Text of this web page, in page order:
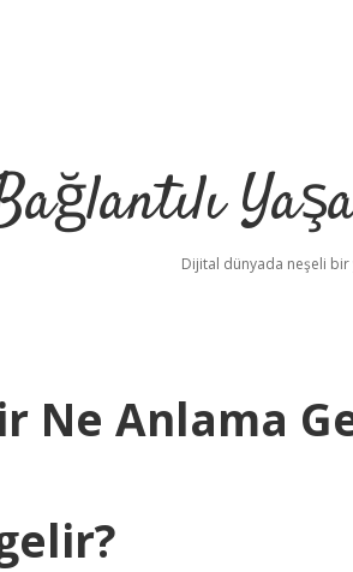
Dijital dünyada neşeli bir
Ne Anlama